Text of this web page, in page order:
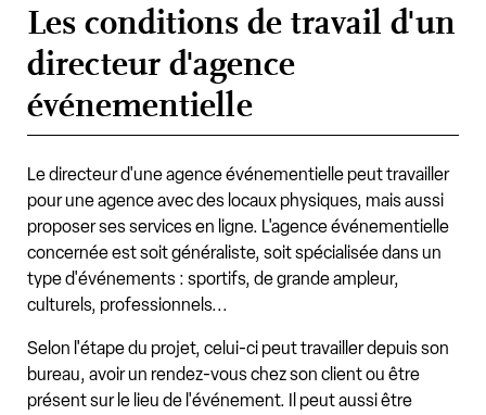
Les conditions de travail d'un
directeur d'agence
événementielle
Le directeur d'une agence événementielle peut travailler
pour une agence avec des locaux physiques, mais aussi
proposer ses services en ligne. L'agence événementielle
concernée est soit généraliste, soit spécialisée dans un
type d'événements : sportifs, de grande ampleur,
culturels, professionnels...
Selon l'étape du projet, celui-ci peut travailler depuis son
bureau, avoir un rendez-vous chez son client ou être
présent sur le lieu de l'événement. Il peut aussi être